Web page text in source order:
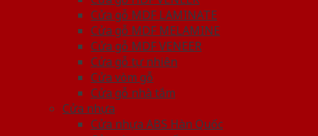
Cửa gỗ MDF LAMINATE
Cửa gỗ MDF MELAMINE
Cửa gỗ MDF VENEER
Cửa gỗ tự nhiên
Cửa vòm gỗ
Cửa gỗ nhà tắm
Cửa nhựa
Cửa nhựa ABS Hàn Quốc